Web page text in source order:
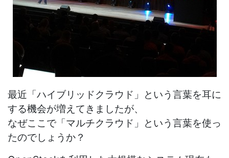
最近「ハイブリッドクラウド」という言葉を耳に
する機会が増えてきましたが、
なぜここで「マルチクラウド」という言葉を使っ
たのでしょうか？